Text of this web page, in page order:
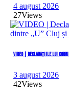
4 august 2026
27Views
VIDEO | Declarațiile lui
3 august 2026
42Views